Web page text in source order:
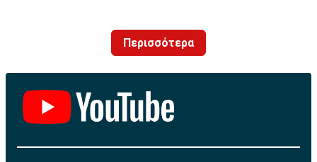
Περισσότερα